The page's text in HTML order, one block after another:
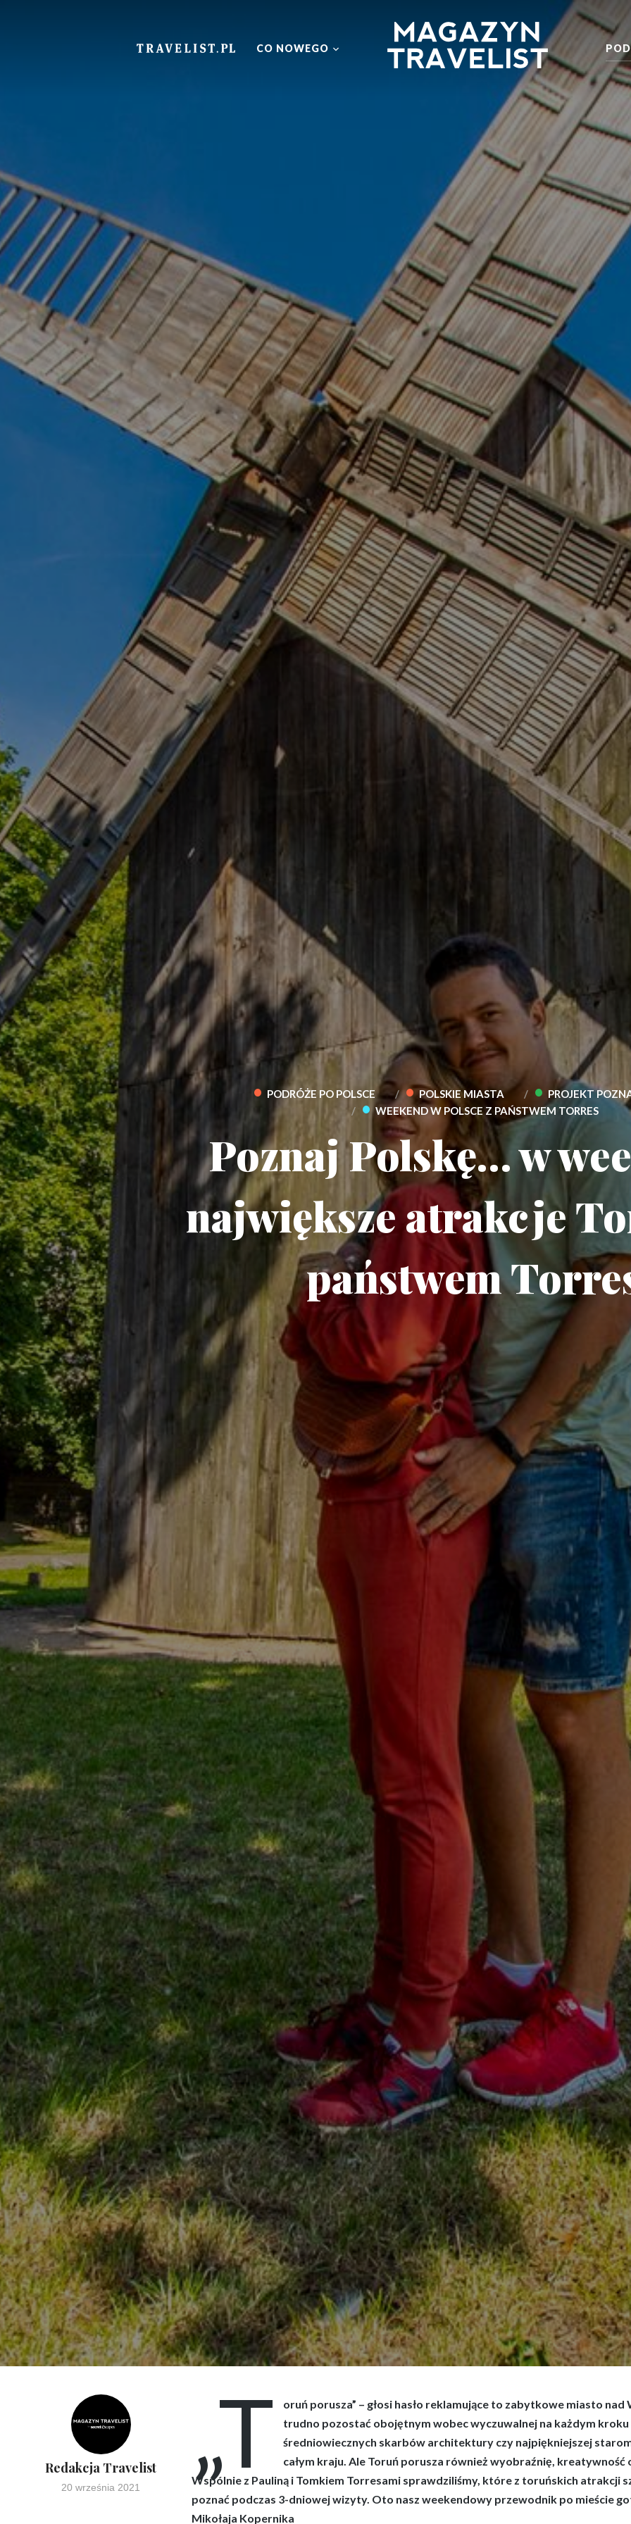
TRAVELIST.PL CO NOWEGO
• PODRÓŻE PO POLSCE • POLSKIE MIASTA • PROJEKT
• WEEKEND W POLSCE Z PAŃSTWEM TORRES
Poznaj Polskę… w
największe atrakcje
państwem
Redakcja Travelist
20 września 2021 „T
oruń porusza” – głosi hasło reklamujące to zabytkowe miasto nad
trudno pozostać obojętnym wobec wyczuwalnej na każdym
średniowiecznych skarbów architektury czy najpiękniejszej
całym kraju. Ale Toruń porusza również wyobraźnię,
Wspólnie z Pauliną i Tomkiem Torresami sprawdziliśmy, które z toruńskich atrakcji
poznać podczas 3-dniowej wizyty. Oto nasz weekendowy przewodnik po mieście
Mikołaja Kopernika